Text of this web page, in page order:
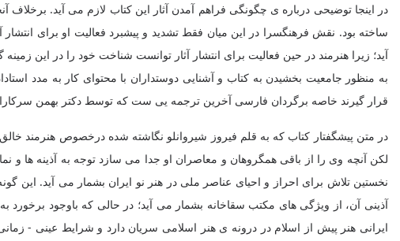
در اینجا توضیحی درباره ی چگونگی فراهم آمدن آثار این کتاب لازم می آید.
ساخته بود. نقش فرهنگسرا در این میان فقط تشدید و پیشبرد فعالیت او برای
آید؛ زیرا هنرمند در حین فعالیت برای انتشار آثار توانست شناخت خود را در این
به منظور جامعیت بخشیدن به کتاب و آشنایی دوستداران با محتوای کار به مدد
قرار گیرند خاصه برگردان فارسی آخرین ترجمه یی ست که توسط دکتر بهمن
در متن پیشگفتار کتاب که به قلم فیروز شیروانلو نگاشته شده درخصوص هنرمند
لكن آنچه وی را از باقی همگروهان و معاصران او جدا می سازد توجه به آذینه ها و
نخستین تلاش برای احراز و احیای عناصر ملی در هنر نو ایران بشمار می آید. این
آذینی آن، از ویژگی های مكتب سقاخانه بشمار می آید؛ در حالی که باوجود
ایرانی هنر پیش از اسلام در درونه ی هنر اسلامی سریان دارد و شرایط عینی -